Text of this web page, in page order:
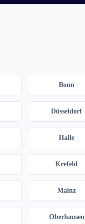
Bonn
Düsseldorf
Halle
Krefeld
Mainz
Oberhausen